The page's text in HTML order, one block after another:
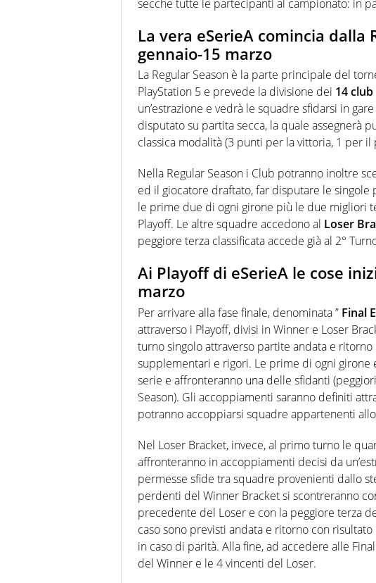
secche tutte le partecipanti al campionato: in
La vera eSerieA comincia dalla
gennaio-15 marzo
La Regular Season è la parte principale del
PlayStation 5 e prevede la divisione dei 14
un’estrazione e vedrà le squadre sfidarsi in
disputato su partita secca, la quale assegnerà
classica modalità (3 punti per la vittoria, 1 per il
Nella Regular Season i Club potranno inoltre
ed il giocatore draftato, far disputare le singole
le prime due di ogni girone più le due migliori
Playoff. Le altre squadre accedono al Loser
peggiore terza classificata accede già al 2°
Ai Playoff di eSerieA le cose
marzo
Per arrivare alla fase finale, denominata ” Final
attraverso i Playoff, divisi in Winner e Loser
turno singolo attraverso partite andata e
supplementari e rigori. Le prime di ogni girone
serie e affronteranno una delle sfidanti
Season). Gli accoppiamenti saranno definiti
potranno accoppiarsi squadre appartenenti
Nel Loser Bracket, invece, al primo turno le
affronteranno in accoppiamenti decisi da
permesse sfide tra squadre provenienti dallo
perdenti del Winner Bracket si scontreranno
precedente del Loser e con la peggiore terza
caso sono previsti andata e ritorno con
in caso di parità. Alla fine, ad accedere alle
del Winner e le 4 vincenti del Loser.